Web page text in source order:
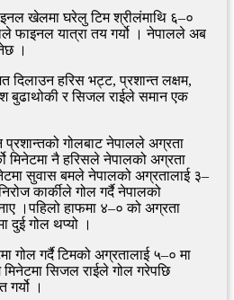
खेलमा घरेलु टिम श्रीलंमाथि ६–०
फाइनल यात्रा तय गर्यो । नेपालले अब
।
दिलाउन हरिस भट्ट, प्रशान्त लक्षम,
बुढाथोकी र सिजल राईले समान एक
गोलबाट नेपालले अग्रता
मिनेटमा नै हरिसले नेपालको अग्रता
सुवास बमले नेपालको अग्रतालाई ३–
कार्कीले गोल गर्दै नेपालको
।पहिलो हाफमा ४–० को अग्रता
दुई गोल थप्यो ।
गर्दै टिमको अग्रतालाई ५–० मा
सिजल राईले गोल गरेपछि
।